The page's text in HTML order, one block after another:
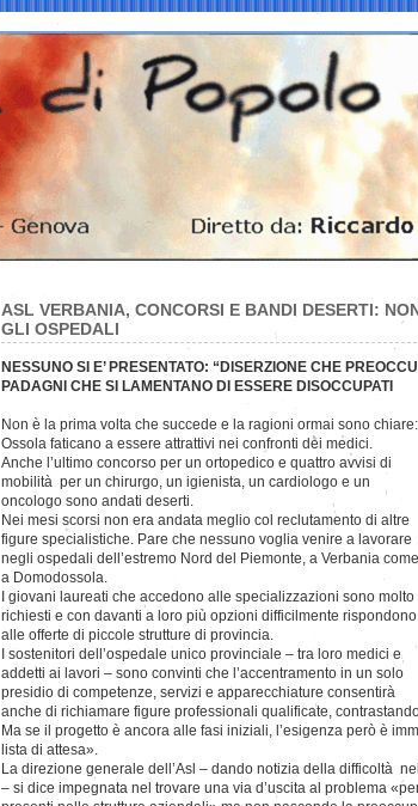
ASL VERBANIA, CONCORSI E BANDI DESERTI:
GLI OSPEDALI
NESSUNO SI E’ PRESENTATO: “DISERZIONE CHE
PADAGNI CHE SI LAMENTANO DI ESSERE DISOCCUPATI
Non è la prima volta che succede e la ragioni ormai sono
Ossola faticano a essere attrattivi nei confronti dei medici.
Anche l’ultimo concorso per un ortopedico e quattro avvisi di
mobilità per un chirurgo, un igienista, un cardiologo e un
oncologo sono andati deserti.
Nei mesi scorsi non era andata meglio col reclutamento di altre
figure specialistiche. Pare che nessuno voglia venire a lavorare
negli ospedali dell’estremo Nord del Piemonte, a Verbania come
a Domodossola.
I giovani laureati che accedono alle specializzazioni sono molto
richiesti e con davanti a loro più opzioni difficilmente rispondono
alle offerte di piccole strutture di provincia.
I sostenitori dell’ospedale unico provinciale – tra loro medici e
addetti ai lavori – sono convinti che l’accentramento in un solo
presidio di competenze, servizi e apparecchiature consentirà
anche di richiamare figure professionali qualificate,
Ma se il progetto è ancora alle fasi iniziali, l’esigenza però è
lista di attesa».
La direzione generale dell’Asl – dando notizia della difficoltà
– si dice impegnata nel trovare una via d’uscita al problema